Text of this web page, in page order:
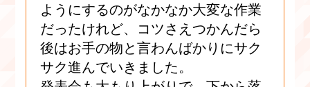
ようにするのがなかなか大変な作業
だったけれど、コツさえつかんだら
後はお手の物と言わんばかりにサク
サク進んでいきました。